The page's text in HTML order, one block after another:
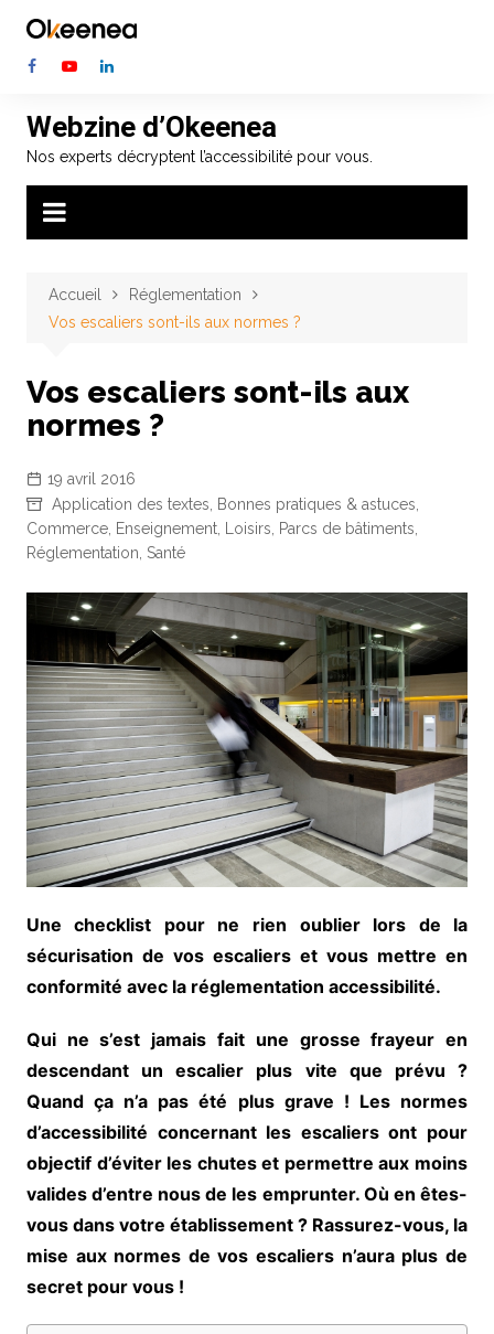
contenu
Webzine d’Okeenea
Nos experts décryptent l’accessibilité pour vous.
Accueil
Réglementation
Vos escaliers sont-ils aux normes ?
Vos escaliers sont-ils aux
normes ?
19 avril 2016
Application des textes
Bonnes pratiques & astuces
Commerce, Enseignement, Loisirs Parcs de bâtiments
Réglementation Santé
Une checklist pour ne rien oublier lors de la
sécurisation de vos escaliers et vous mettre en
conformité avec la réglementation accessibilité.
Qui ne s’est jamais fait une grosse frayeur en
descendant un escalier plus vite que prévu ?
Quand ça n’a pas été plus grave ! Les normes
d’accessibilité concernant les escaliers ont pour
objectif d’éviter les chutes et permettre aux moins
valides d’entre nous de les emprunter. Où en êtes-
vous dans votre établissement ? Rassurez-vous, la
mise aux normes de vos escaliers n’aura plus de
secret pour vous !